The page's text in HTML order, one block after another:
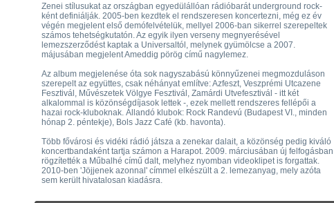
Zenei stílusukat az országban egyedülállóan rádióbarát underground rock-
ként definiálják. 2005-ben kezdtek el rendszeresen koncertezni, még ez év
végén megjelent első demófelvételük, mellyel 2006-ban sikerrel szerepeltek
számos tehetségkutatón. Az egyik ilyen verseny megnyerésével
lemezszerződést kaptak a Universaltól, melynek gyümölcse a 2007.
májusában megjelent Ameddig pörög című nagylemez.
Az album megjelenése óta sok nagyszabású könnyűzenei megmozduláson
szerepelt az együttes, csak néhányat említve: Azfeszt, Veszprémi Utcazene
Fesztivál, Művészetek Völgye Fesztivál, Zamárdi Utvefesztivál - itt két
alkalommal is közönségdíjasok lettek -, ezek mellett rendszeres fellépői a
hazai rock-kluboknak. Állandó klubok: Rock Randevú (Budapest VI., minden
hónap 2. péntekje), Bols Jazz Café (kb. havonta).
Több fővárosi és vidéki rádió játsza a zenekar dalait, a közönség pedig kiváló
koncertbandaként tartja számon a Harapot. 2009. márciusában új felfogásban
rögzítették a Műbalhé című dalt, melyhez nyomban videoklipet is forgattak.
2010-ben 'Jöjjenek azonnal' címmel elkészült a 2. lemezanyag, mely azóta
sem került hivatalosan kiadásra.